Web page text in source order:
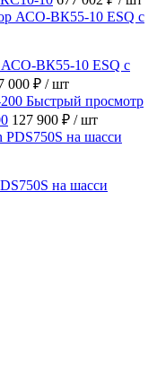
АСО-ВК55-10 ESQ с
000 ₽ / шт
Быстрый просмотр
127 900 ₽ / шт
на шасси